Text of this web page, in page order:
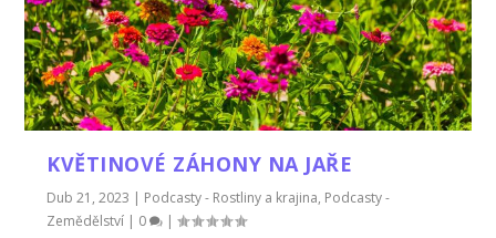
KVĚTINOVÉ ZÁHONY NA JAŘE
Dub 21, 2023 | Podcasty - Rostliny a krajina, Podcasty -
Zemědělství | 0 |